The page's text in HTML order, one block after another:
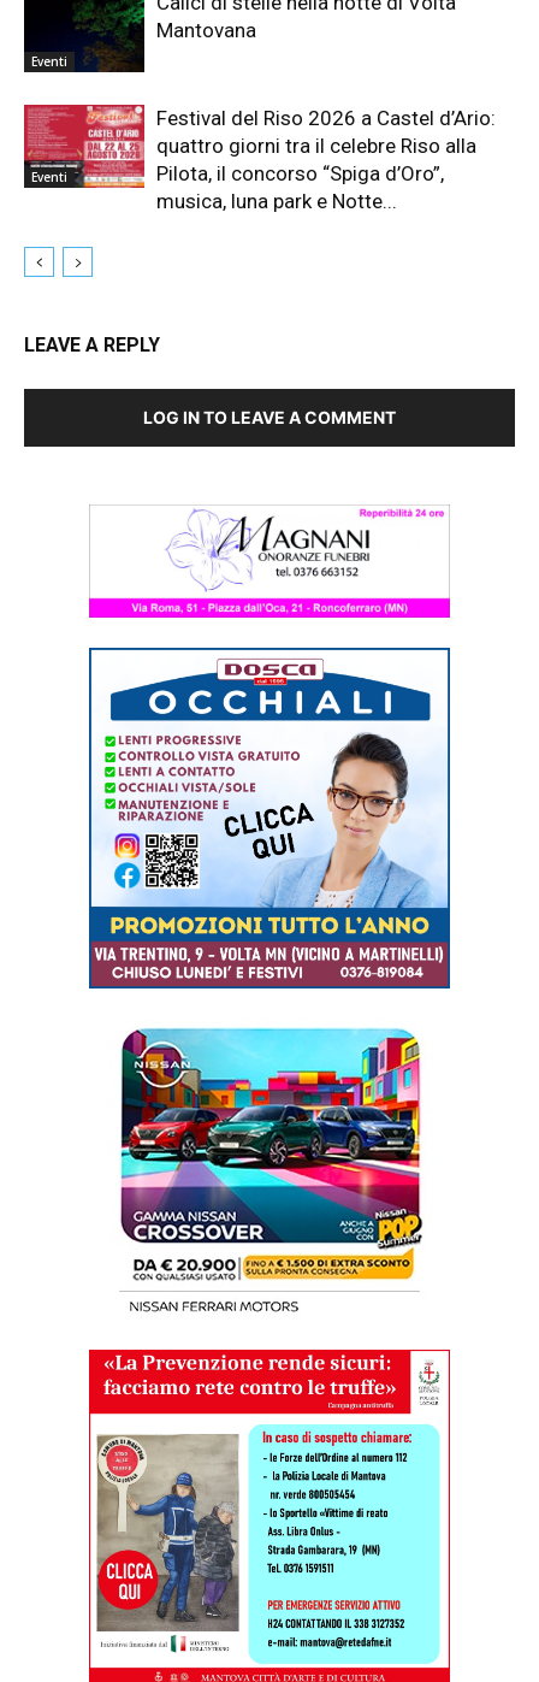
Eventi
Mantovana
Eventi
Festival del Riso 2026 a Castel d’Ario:
quattro giorni tra il celebre Riso alla
Pilota, il concorso “Spiga d’Oro”,
musica, luna park e Notte...
LEAVE A REPLY
LOG IN TO LEAVE A COMMENT